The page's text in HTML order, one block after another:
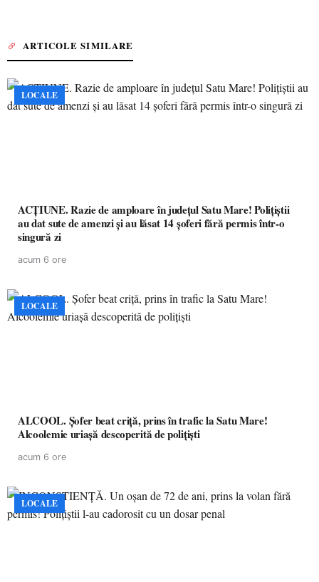
ARTICOLE SIMILARE
LOCALE
ACȚIUNE. Razie de amploare în județul Satu Mare! Polițiștii
au dat sute de amenzi și au lăsat 14 șoferi fără permis într-o
singură zi
acum 6 ore
LOCALE
ALCOOL. Șofer beat criță, prins în trafic la Satu Mare!
Alcoolemie uriașă descoperită de polițiști
acum 6 ore
LOCALE